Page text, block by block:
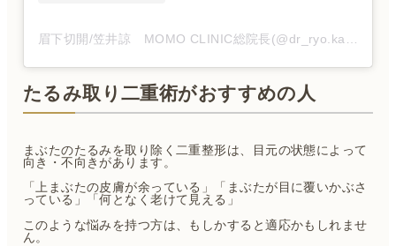
眉下切開/笠井諒 MOMO CLINIC総院長(@dr_ryo.kasai)がシェアした投稿
たるみ取り二重術がおすすめの人
まぶたのたるみを取り除く二重整形は、目元の状態によって
向き・不向きがあります。
「上まぶたの皮膚が余っている」「まぶたが目に覆いかぶさ
っている」「何となく老けて見える」
このような悩みを持つ方は、もしかすると適応かもしれませ
ん。